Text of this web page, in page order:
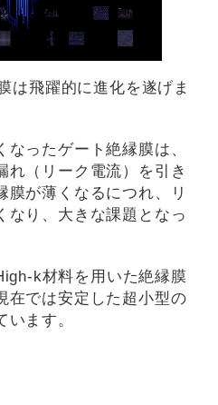
は飛躍的に進化を遂げま
ったゲート絶縁膜は、
れ（リーク電流）を引き
膜が薄くなるにつれ、リ
なり、大きな課題となっ
k材料を用いた絶縁膜
在では安定した超小型の
ます。